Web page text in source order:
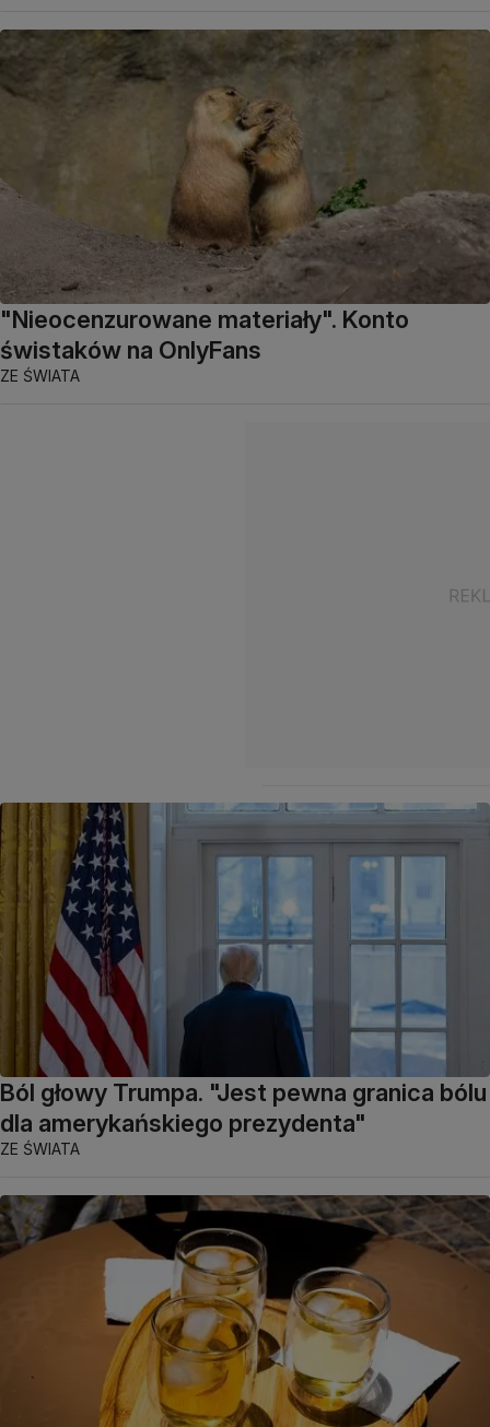
"Nieocenzurowane materiały". Konto
świstaków na OnlyFans
ZE ŚWIATA
Ból głowy Trumpa. "Jest pewna granica bólu
dla amerykańskiego prezydenta"
ZE ŚWIATA